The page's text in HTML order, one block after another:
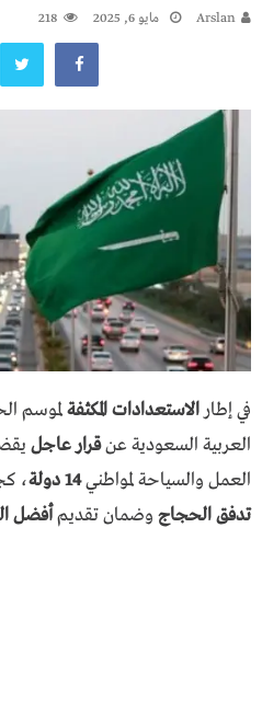
Arslan مايو 6, 2025 218
في إطار الاستعدادات المكثفةلموسم
العربية السعودية عنقرار عاجل
العمل والسياحة لمواطني14 دولة ،
تدفق الحجاج وضمان تقديمأفضل